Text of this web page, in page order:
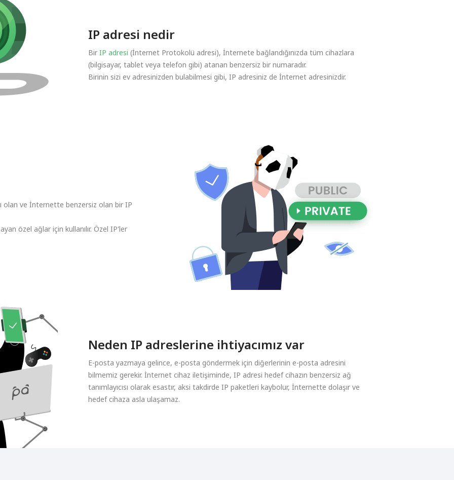
IP adresi nedir
Bir IP adresi (İnternet Protokolü adresi), İnternete bağlandığınızda tüm cihazlara
(bilgisayar, tablet veya telefon gibi) atanan benzersiz bir numaradır.
Birinin sizi ev adresinizden bulabilmesi gibi, IP adresiniz de İnternet adresinizdir.
olan ve İnternette benzersiz olan bir IP
özel ağlar için kullanılır. Özel IP'ler
Neden IP adreslerine ihtiyacımız var
E-posta yazmaya gelince, e-posta göndermek için diğerlerinin e-posta adresini
bilmemiz gerekir. İnternet cihaz iletişiminde, IP adresi hedef cihazın benzersiz ağ
tanımlayıcısı olarak esastır, aksi takdirde IP paketleri kaybolur, İnternette dolaşır ve
hedef cihaza asla ulaşamaz.